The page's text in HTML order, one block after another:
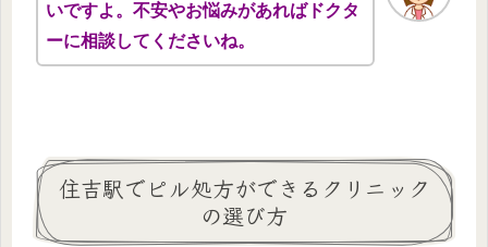
いですよ。不安やお悩みがあればドクタ
ーに相談してくださいね。
住吉駅でピル処方ができるクリニック
の選び方